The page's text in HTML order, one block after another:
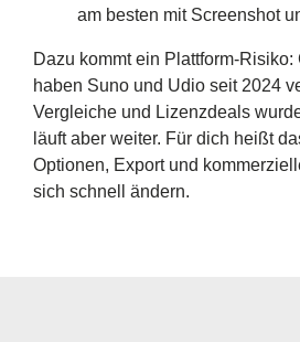
am besten mit Screenshot
Dazu kommt ein Plattform-
haben Suno und Udio seit 2024
Vergleiche und Lizenzdeals
läuft aber weiter. Für dich heißt
Optionen, Export und
sich schnell ändern.